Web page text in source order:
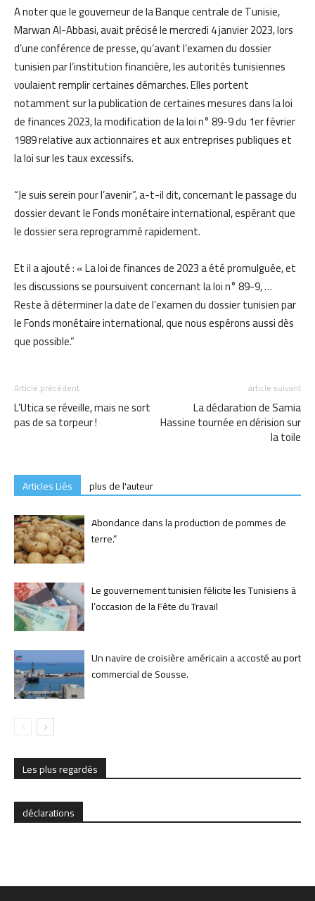
A noter que le gouverneur de la Banque centrale de Tunisie,
Marwan Al-Abbasi, avait précisé le mercredi 4 janvier 2023, lors
d’une conférence de presse, qu’avant l’examen du dossier
tunisien par l’institution financière, les autorités tunisiennes
voulaient remplir certaines démarches. Elles portent
notamment sur la publication de certaines mesures dans la loi
de finances 2023, la modification de la loi n° 89-9 du 1er février
1989 relative aux actionnaires et aux entreprises publiques et
la loi sur les taux excessifs.
“Je suis serein pour l’avenir”, a-t-il dit, concernant le passage du
dossier devant le Fonds monétaire international, espérant que
le dossier sera reprogrammé rapidement.
Et il a ajouté : « La loi de finances de 2023 a été promulguée, et
les discussions se poursuivent concernant la loi n° 89-9, …
Reste à déterminer la date de l’examen du dossier tunisien par
le Fonds monétaire international, que nous espérons aussi dès
que possible.”
Article précédent
L’Utica se réveille, mais ne sort
pas de sa torpeur !
article suivant
La déclaration de Samia
Hassine tournée en dérision sur
la toile
Articles Liés
plus de l'auteur
Abondance dans la production de pommes de
terre.”
Le gouvernement tunisien félicite les Tunisiens à
l’occasion de la Fête du Travail
Un navire de croisière américain a accosté au port
commercial de Sousse.
Les plus regardés
déclarations